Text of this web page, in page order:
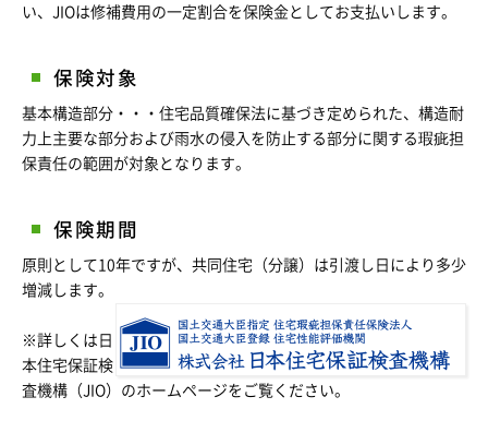
い、JIOは修補費用の一定割合を保険金としてお支払いします。
保険対象
基本構造部分・・・住宅品質確保法に基づき定められた、構造耐
力上主要な部分および雨水の侵入を防止する部分に関する瑕疵担
保責任の範囲が対象となります。
保険期間
原則として10年ですが、共同住宅（分譲）は引渡し日により多少
増減します。
※詳しくは 日
本住宅保証検
査機構（JIO） のホームページをご覧ください。